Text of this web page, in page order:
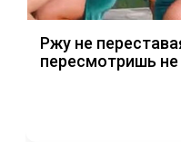
Ржу не
пересмотришь не